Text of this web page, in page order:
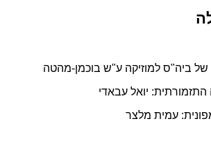
של ביה"ס למוזיקה ע"ש בוכמן-מהטה
יואל עבאדי
עמית מלצר